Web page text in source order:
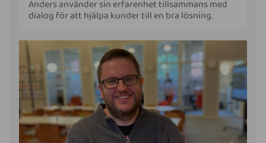
Anders använder sin erfarenhet tillsammans med
dialog för att hjälpa kunder till en bra lösning.